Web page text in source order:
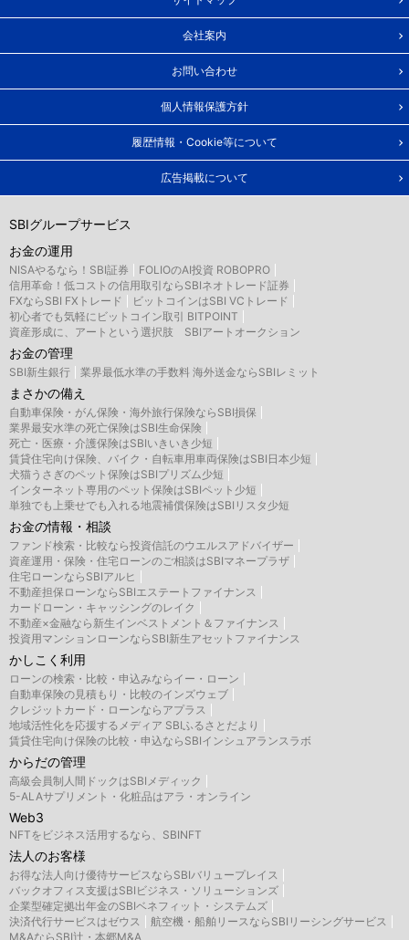
会社案内
お問い合わせ
個人情報保護方針
履歴情報・Cookie等について
広告掲載について
SBIグループサービス
お金の運用
NISAやるなら！SBI証券
FOLIOのAI投資 ROBOPRO
信用革命！低コストの信用取引ならSBIネオトレード証券
FXならSBI FXトレード
ビットコインはSBI VCトレード
初心者でも気軽にビットコイン取引 BITPOINT
資産形成に、アートという選択肢 SBIアートオークション
お金の管理
SBI新生銀行 業界最低水準の手数料 海外送金ならSBIレミット
まさかの備え
自動車保険・がん保険・海外旅行保険ならSBI損保
業界最安水準の死亡保険はSBI生命保険
死亡・医療・介護保険はSBIいきいき少短
賃貸住宅向け保険、バイク・自転車用車両保険はSBI日本少短
犬猫うさぎのペット保険はSBIプリズム少短
インターネット専用のペット保険はSBIペット少短
単独でも上乗せでも入れる地震補償保険はSBIリスタ少短
お金の情報・相談
ファンド検索・比較なら投資信託のウエルスアドバイザー
資産運用・保険・住宅ローンのご相談はSBIマネープラザ
住宅ローンならSBIアルヒ
不動産担保ローンならSBIエステートファイナンス
カードローン・キャッシングのレイク
不動産×金融なら新生インベストメント＆ファイナンス
投資用マンションローンならSBI新生アセットファイナンス
かしこく利用
ローンの検索・比較・申込みならイー・ローン
自動車保険の見積もり・比較のインズウェブ
クレジットカード・ローンならアプラス
地域活性化を応援するメディア SBIふるさとだより
賃貸住宅向け保険の比較・申込ならSBIインシュアランスラボ
からだの管理
高級会員制人間ドックはSBIメディック
5-ALAサプリメント・化粧品はアラ・オンライン
Web3
NFTをビジネス活用するなら、SBINFT
法人のお客様
お得な法人向け優待サービスならSBIバリュープレイス
バックオフィス支援はSBIビジネス・ソリューションズ
企業型確定拠出年金のSBIベネフィット・システムズ
決済代行サービスはゼウス
航空機・船舶リースならSBIリーシングサービス
M&AならSBI辻・本郷M&A